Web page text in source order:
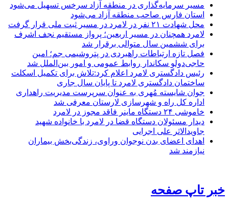
مسیر سرمایه‌گذاری در منطقه آزاد سرخس تسهیل می‌شود
استان فارس صاحب منطقه آزاد می‌شود
محل شهادت ۲۱ نفر در لامرد در مسیر ثبت ملی قرار گرفت
لامرد همچنان در مسیر اربعین؛ پرواز مستقیم نجف اشرف
برای ششمین سال متوالی برقرار شد
فصل تازه ارتباطات راهبردی در پتروشیمی جم؛ امین
حاجی‌دولو سکاندار روابط عمومی و امور بین‌الملل شد
رئیس دادگستری لامرد اعلام کرد:تلاش برای تکمیل اسکلت
ساختمان دادگستری لامرد تا پایان سال جاری
جوان شایسته مُهری به عنوان سرپرست مدیریت راهداری
اداره کل راه و شهرسازی لارستان معرفی شد
خاموشی ۲۴ دستگاه ماینر فاقد مجوز در لامرد
دیدار مسئولان دستگاه قضا در لامرد با خانواده شهید
جاویدالاثر علی اجرایی
اهدای اعضای بدن نوجوان وراوی، زندگی‌بخش بیماران
نیازمند شد
خبر تاپ صفحه